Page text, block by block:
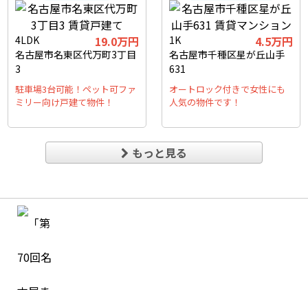
4LDK 19.0万円
名古屋市名東区代万町3丁目
3
駐車場3台可能！ペット可ファ
ミリー向け戸建て物件！
1K 4.5万円
名古屋市千種区星が丘山手
631
オートロック付きで女性にも
人気の物件です！
もっと見る